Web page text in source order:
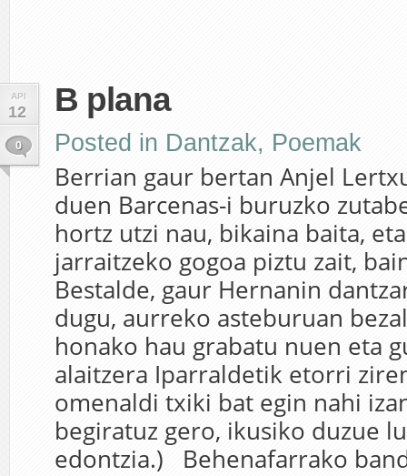
API
12
0
B plana
Posted in Dantzak, Poemak
Berrian gaur bertan Anjel
duen Barcenas-i buruzko
hortz utzi nau, bikaina baita,
jarraitzeko gogoa piztu zait,
Bestalde, gaur Hernanin
dugu, aurreko asteburuan
honako hau grabatu nuen eta
alaitzera Iparraldetik etorri
omenaldi txiki bat egin nahi
begiratuz gero, ikusiko duzue
edontzia.) Behenafarrako